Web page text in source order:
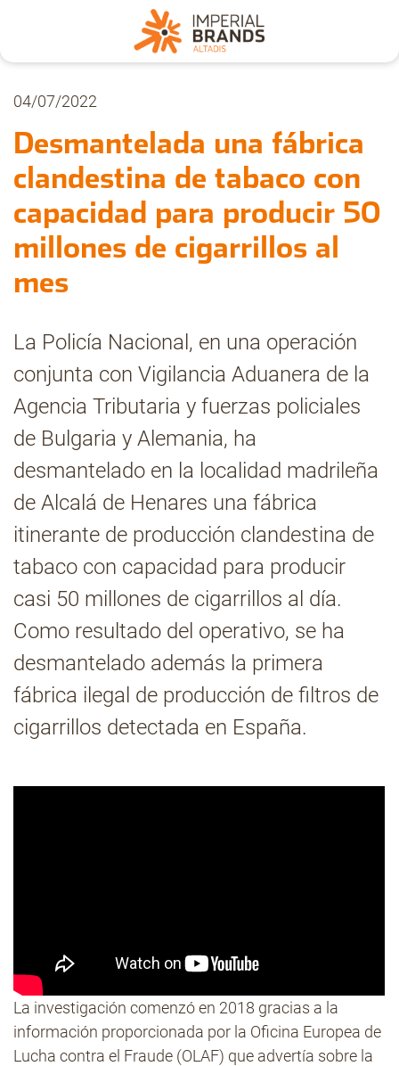
Nosotros
Secciones
Denuncia
Pregúntanos
Archivo
Estadísticas CMT
Contacto
04/07/2022
Desmantelada una fábrica
clandestina de tabaco con
capacidad para producir 50
millones de cigarrillos al
mes
La Policía Nacional, en una operación
conjunta con Vigilancia Aduanera de la
Agencia Tributaria y fuerzas policiales
de Bulgaria y Alemania, ha
desmantelado en la localidad madrileña
de Alcalá de Henares una fábrica
itinerante de producción clandestina de
tabaco con capacidad para producir
casi 50 millones de cigarrillos al día.
Como resultado del operativo, se ha
desmantelado además la primera
fábrica ilegal de producción de filtros de
cigarrillos detectada en España.
La investigación comenzó en 2018 gracias a la
información proporcionada por la Oficina Europea de
Lucha contra el Fraude (OLAF) que advertía sobre la